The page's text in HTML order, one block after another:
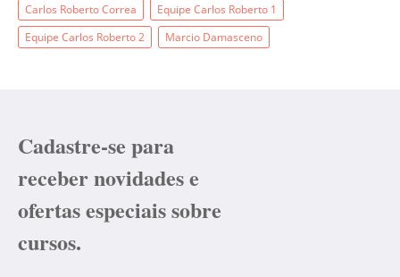
Carlos Roberto Correa
Equipe Carlos Roberto 1
Equipe Carlos Roberto 2
Marcio Damasceno
Cadastre-se para
receber novidades e
ofertas especiais sobre
cursos.